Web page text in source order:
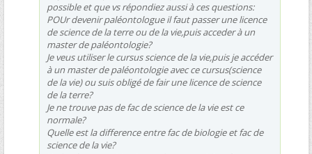
possible et que vs répondiez aussi à ces questions:
POUr devenir paléontologue il faut passer une licence
de science de la terre ou de la vie,puis acceder à un
master de paléontologie?
Je veus utiliser le cursus science de la vie,puis je accéder
à un master de paléontologie avec ce cursus(science
de la vie) ou suis obligé de fair une licence de science
de la terre?
Je ne trouve pas de fac de science de la vie est ce
normale?
Quelle est la difference entre fac de biologie et fac de
science de la vie?